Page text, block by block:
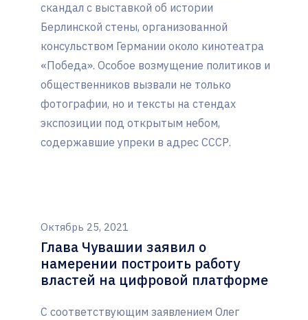
скандал с выставкой об истории
Берлинской стены, организованной
консульством Германии около кинотеатра
«Победа». Особое возмущение политиков и
общественников вызвали не только
фотографии, но и тексты на стендах
экспозиции под открытым небом,
содержавшие упреки в адрес СССР.
Октябрь 25, 2021
Глава Чувашии заявил о
намерении построить работу
властей на цифровой платформе
С соответствующим заявлением Олег